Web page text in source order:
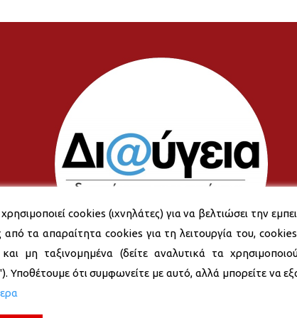
cookies (ιχνηλάτες) για να βελτιώσει την
από τα απαραίτητα cookies για τη λειτουργία του,
και μη ταξινομημένα (δείτε αναλυτικά τα
Υποθέτουμε ότι συμφωνείτε με αυτό, αλλά μπορείτε να